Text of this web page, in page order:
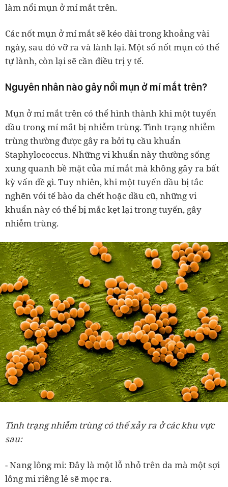
làm nổi mụn ở mí mắt trên.
Các nốt mụn ở mí mắt sẽ kéo dài trong khoảng vài
ngày, sau đó vỡ ra và lành lại. Một số nốt mụn có thể
tự lành, còn lại sẽ cần điều trị y tế.
Nguyên nhân nào gây nổi mụn ở mí mắt trên?
Mụn ở mí mắt trên có thể hình thành khi một tuyến
dầu trong mí mắt bị nhiễm trùng. Tình trạng nhiễm
trùng thường được gây ra bởi tụ cầu khuẩn
Staphylococcus. Những vi khuẩn này thường sống
xung quanh bề mặt của mí mắt mà không gây ra bất
kỳ vấn đề gì. Tuy nhiên, khi một tuyến dầu bị tắc
nghẽn với tế bào da chết hoặc dầu cũ, những vi
khuẩn này có thể bị mắc kẹt lại trong tuyến, gây
nhiễm trùng.
Tình trạng nhiễm trùng có thể xảy ra ở các khu vực
sau:
- Nang lông mi: Đây là một lỗ nhỏ trên da mà một sợi
lông mi riêng lẻ sẽ mọc ra.